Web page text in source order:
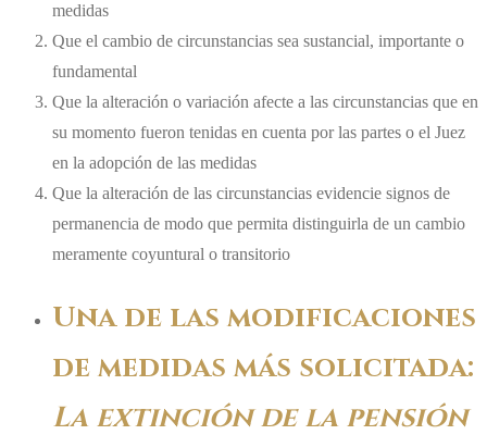
medidas
Que el cambio de circunstancias sea sustancial, importante o
fundamental
Que la alteración o variación afecte a las circunstancias que en
su momento fueron tenidas en cuenta por las partes o el Juez
en la adopción de las medidas
Que la alteración de las circunstancias evidencie signos de
permanencia de modo que permita distinguirla de un cambio
meramente coyuntural o transitorio
Una de las modificaciones
de medidas más solicitada:
La extinción de la pensión